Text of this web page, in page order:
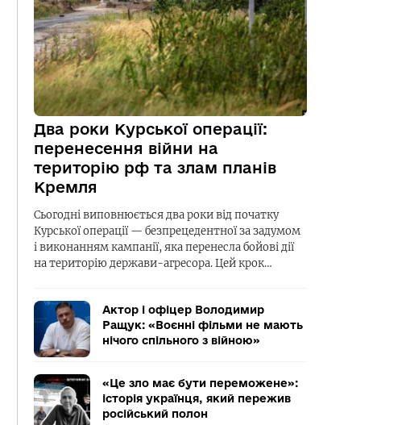
Два роки Курської операції:
перенесення війни на
територію рф та злам планів
Кремля
Сьогодні виповнюється два роки від початку
Курської операції — безпрецедентної за задумом
і виконанням кампанії, яка перенесла бойові дії
на територію держави-агресора. Цей крок…
Актор і офіцер Володимир
Ращук: «Воєнні фільми не мають
нічого спільного з війною»
«Це зло має бути переможене»:
історія українця, який пережив
російський полон